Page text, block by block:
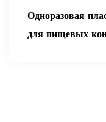
Одноразовая
для пищевых